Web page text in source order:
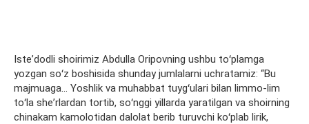
Isteʼdodli shoirimiz Abdulla Oripovning ushbu toʻplamga
yozgan soʻz boshisida shunday jumlalarni uchratamiz: “Bu
majmuaga… Yoshlik va muhabbat tuygʻulari bilan limmo-lim
toʻla sheʼrlardan tortib, soʻnggi yillarda yaratilgan va shoirning
chinakam kamolotidan dalolat berib turuvchi koʻplab lirik,